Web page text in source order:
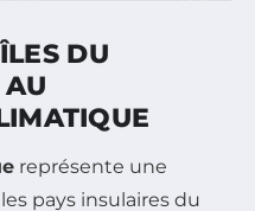
DU
représente une
pays insulaires du